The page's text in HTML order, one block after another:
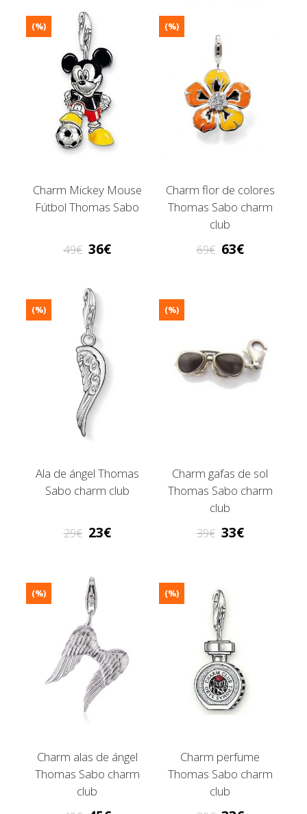
Charm Mickey Mouse
Fútbol Thomas Sabo
(%)
49 36
Charm flor de colores
Thomas Sabo charm
club
(%)
69 63
Ala de ángel Thomas
Sabo charm club
(%)
29 23
Charm gafas de sol
Thomas Sabo charm
club
(%)
39 33
Charm alas de ángel
Thomas Sabo charm
club
(%)
Charm perfume
Thomas Sabo charm
club
(%)